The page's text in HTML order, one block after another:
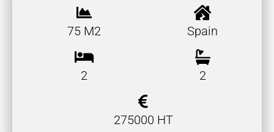
75 M2 Spain
2 2
275000 HT